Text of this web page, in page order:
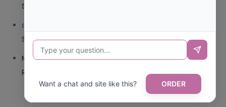
SANITARIA CANARIA?
carmenharacil
SANITARIA CANARIA?
Mariana Pozoen¿CUAL ES CODIGO POSTAL DE
REPUBLICA DOMINICANA?
Want a chat and site like this? ORDER